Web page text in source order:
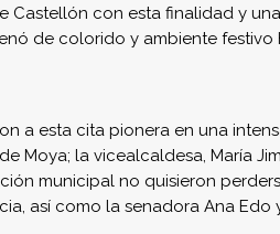
Castellón con esta finalidad y
de colorido y ambiente
a esta cita pionera en una
Moya; la vicealcaldesa, María
municipal no quisieron
así como la senadora Ana